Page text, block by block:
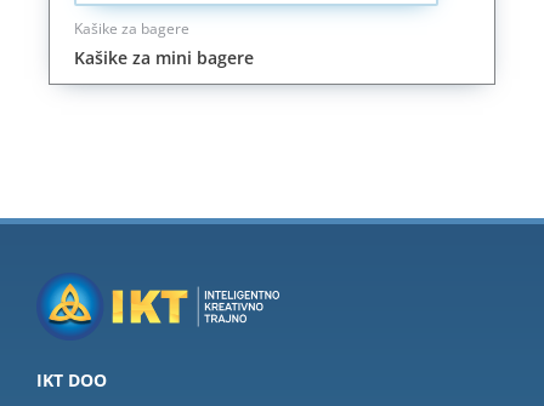
Kašike za bagere
Kašike za mini bagere
IKT DOO